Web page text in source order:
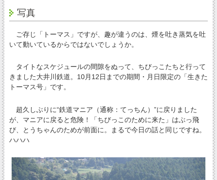
写真
ご存じ「トーマス」ですが、趣が違うのは、煙を吐き蒸気を吐
いて動いているからではないでしょうか。
タイトなスケジュールの間隙をぬって、ちびっこたちと行って
きました大井川鉄道。10月12日までの期間・月日限定の「生きた
トーマス号」です。
超久しぶりに“鉄道マニア（通称：てっちん）”に戻りました
が、マニアに戻ると危険！「ちびっこのために来た」はぶっ飛
び、とうちゃんのためが前面に。まるで今日の話と同じですね。
ハハハ